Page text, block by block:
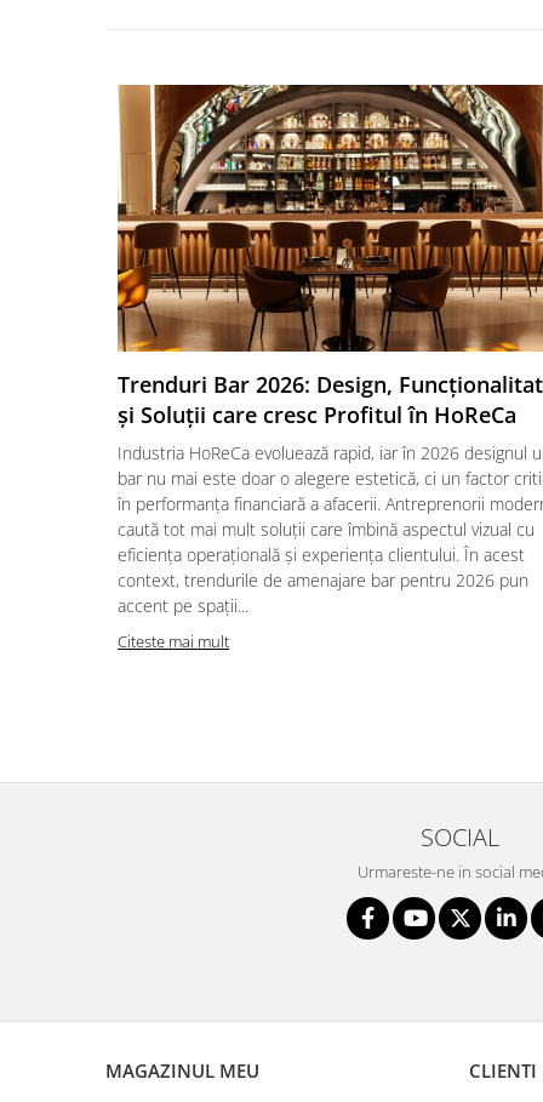
Trenduri Bar 2026: Design,
și Soluții care cresc Profitul în HoReCa
Industria HoReCa evoluează rapid, iar în 2026 designul
bar nu mai este doar o alegere estetică, ci un factor
în performanța financiară a afacerii. Antreprenorii
caută tot mai mult soluții care îmbină aspectul vizual cu
eficiența operațională și experiența clientului. În acest
context, trendurile de amenajare bar pentru 2026 pun
accent pe spații...
Citeste mai mult
SOCIAL
Urmareste-ne in social
MAGAZINUL MEU CLIENTI